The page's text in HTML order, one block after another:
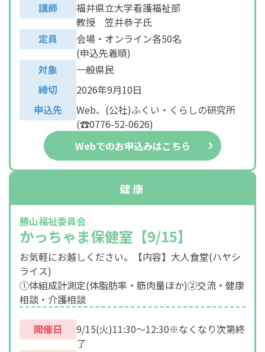
講師
福井県立大学看護福祉部
教授 笠井恭子氏
定員
会場・オンライン各50名
(申込先着順)
対象
一般県民
締切
2026年9月10日
申込先
Web、(公社)ふくい・くらしの研究所
(☎0776-52-0626)
Webでのお申込みはこちら
健康
勝山福祉委員会
かっちゃま保健室【9/15】
お気軽にお越しください。【内容】大人食堂(ハヤシ
ライス)
①体組成計測定(体脂肪率・筋肉量ほか)②交流・健康
相談・介護相談
開催日
9/15(火)11:30～12:30※なくなり次第終
了